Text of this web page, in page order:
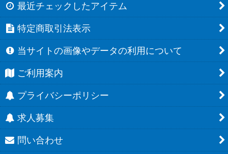
最近チェックしたアイテム
特定商取引法表示
当サイトの画像やデータの利用について
ご利用案内
プライバシーポリシー
求人募集
問い合わせ